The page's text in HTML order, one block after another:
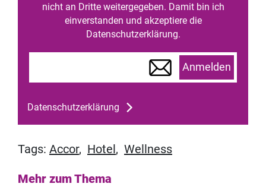
nicht an Dritte weitergegeben. Damit bin ich
einverstanden und akzeptiere die
Datenschutzerklärung.
Anmelden
Datenschutzerklärung
Tags: Accor, Hotel, Wellness
Mehr zum Thema